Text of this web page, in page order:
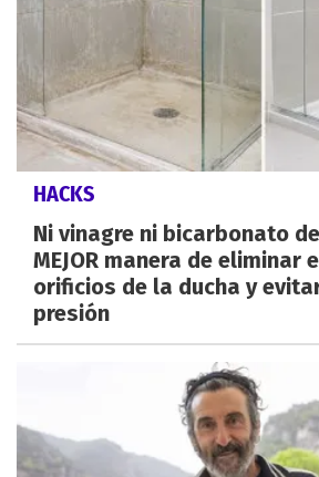
HACKS
Ni vinagre ni bicarbonato
MEJOR manera de eliminar
orificios de la ducha y evitar
presión